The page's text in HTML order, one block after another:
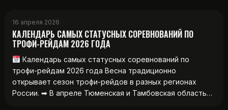
16 апреля 2026
КАЛЕНДАРЬ САМЫХ СТАТУСНЫХ СОРЕВНОВАНИЙ ПО
ТРОФИ-РЕЙДАМ 2026 ГОДА
Календарь самых статусных соревнований по
трофи-рейдам 2026 года Весна традиционно
открывает сезон трофи-рейдов в разных регионах
России. ➡ В апреле Тюменская и Тамбовская область…